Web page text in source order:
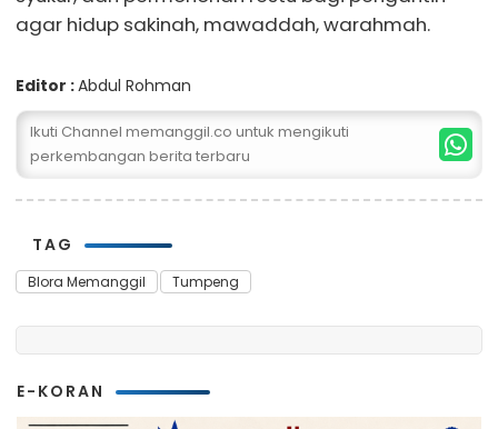
agar hidup sakinah, mawaddah, warahmah.
Editor :Abdul Rohman
Ikuti Channel memanggil.co untuk mengikuti
perkembangan berita terbaru
TAG
Blora Memanggil Tumpeng
E-KORAN